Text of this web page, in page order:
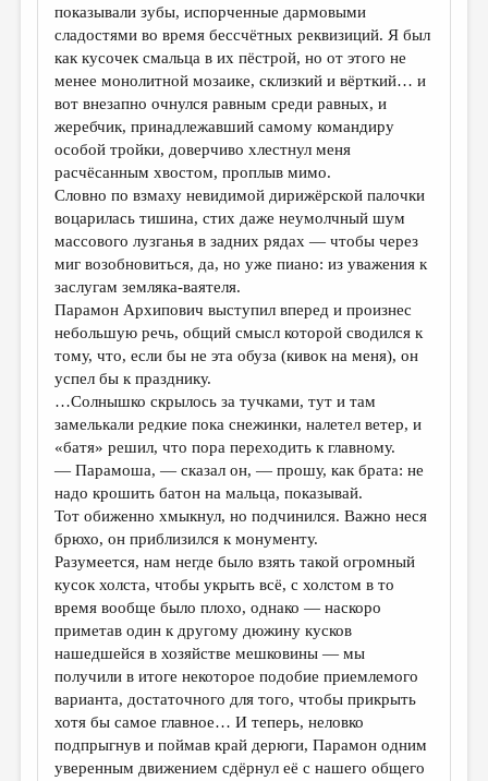
показывали зубы, испорченные дармовыми
сладостями во время бессчётных реквизиций. Я был
как кусочек смальца в их пёстрой, но от этого не
менее монолитной мозаике, склизкий и вёрткий… и
вот внезапно очнулся равным среди равных, и
жеребчик, принадлежавший самому командиру
особой тройки, доверчиво хлестнул меня
расчёсанным хвостом, проплыв мимо.
Словно по взмаху невидимой дирижёрской палочки
воцарилась тишина, стих даже неумолчный шум
массового лузганья в задних рядах — чтобы через
миг возобновиться, да, но уже пиано: из уважения к
заслугам земляка-ваятеля.
Парамон Архипович выступил вперед и произнес
небольшую речь, общий смысл которой сводился к
тому, что, если бы не эта обуза (кивок на меня), он
успел бы к празднику.
…Солнышко скрылось за тучками, тут и там
замелькали редкие пока снежинки, налетел ветер, и
«батя» решил, что пора переходить к главному.
— Парамоша, — сказал он, — прошу, как брата: не
надо крошить батон на мальца, показывай.
Тот обиженно хмыкнул, но подчинился. Важно неся
брюхо, он приблизился к монументу.
Разумеется, нам негде было взять такой огромный
кусок холста, чтобы укрыть всё, с холстом в то
время вообще было плохо, однако — наскоро
приметав один к другому дюжину кусков
нашедшейся в хозяйстве мешковины — мы
получили в итоге некоторое подобие приемлемого
варианта, достаточного для того, чтобы прикрыть
хотя бы самое главное… И теперь, неловко
подпрыгнув и поймав край дерюги, Парамон одним
уверенным движением сдёрнул её с нашего общего